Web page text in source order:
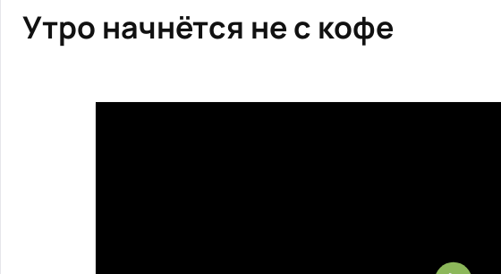
Утро начнётся не с кофе⁠⁠